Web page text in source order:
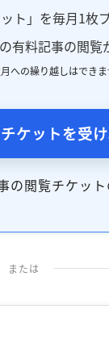
ト」を毎月1枚
有料記事の閲覧
への繰り越しはできま
ケットを受
の閲覧チケッ
または